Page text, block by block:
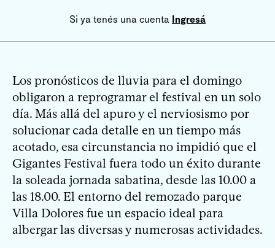
Si ya tenés una cuenta Ingresá
Los pronósticos de lluvia para el domingo
obligaron a reprogramar el festival en un solo
día. Más allá del apuro y el nerviosismo por
solucionar cada detalle en un tiempo más
acotado, esa circunstancia no impidió que el
Gigantes Festival fuera todo un éxito durante
la soleada jornada sabatina, desde las 10.00 a
las 18.00. El entorno del remozado parque
Villa Dolores fue un espacio ideal para
albergar las diversas y numerosas actividades.